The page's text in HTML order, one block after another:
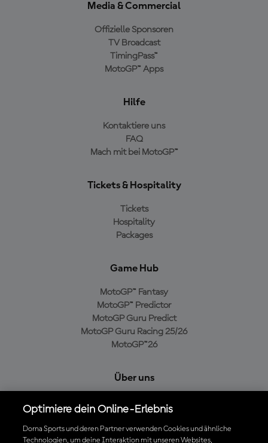
Media & Commercial
Offizielle Sponsoren
TV Broadcast
TimingPass™
MotoGP™ Apps
Hilfe
Kontaktiere uns
FAQ
Mach mit bei MotoGP™
Tickets & Hospitality
Tickets
Hospitality
Packages
Game Hub
MotoGP™ Fantasy
MotoGP™ Predictor
MotoGP Guru Predict
MotoGP Guru Racing 25/26
MotoGP™26
Über uns
Cookie-Richtlinien
Geschäftsbedingungen
Optimiere dein Online-Erlebnis
Dorna Sports und deren Partner verwenden Cookies und ähnliche
Technologien, um deine Interaktion mit unseren Websites,